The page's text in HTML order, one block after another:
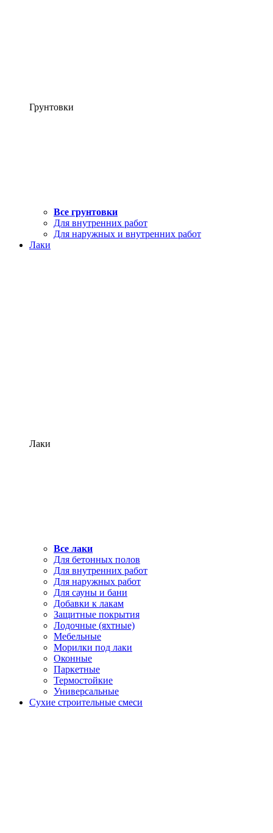
Грунтовки
Все грунтовки
Для внутренних работ
Для наружных и внутренних работ
Лаки
Лаки
Все лаки
Для бетонных полов
Для внутренних работ
Для наружных работ
Для сауны и бани
Добавки к лакам
Защитные покрытия
Лодочные (яхтные)
Мебельные
Морилки под лаки
Оконные
Паркетные
Термостойкие
Универсальные
Сухие строительные смеси